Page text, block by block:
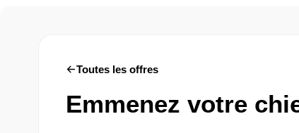
Toutes les offres
Emmenez votre